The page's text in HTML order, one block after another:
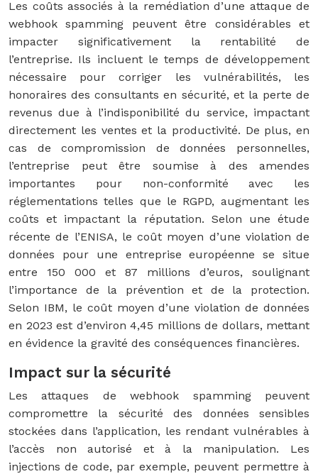
Les coûts associés à la remédiation d’une attaque de
webhook spamming peuvent être considérables et
impacter significativement la rentabilité de
l’entreprise. Ils incluent le temps de développement
nécessaire pour corriger les vulnérabilités, les
honoraires des consultants en sécurité, et la perte de
revenus due à l’indisponibilité du service, impactant
directement les ventes et la productivité. De plus, en
cas de compromission de données personnelles,
l’entreprise peut être soumise à des amendes
importantes pour non-conformité avec les
réglementations telles que le RGPD, augmentant les
coûts et impactant la réputation. Selon une étude
récente de l’ENISA, le coût moyen d’une violation de
données pour une entreprise européenne se situe
entre 150 000 et 87 millions d’euros, soulignant
l’importance de la prévention et de la protection.
Selon IBM, le coût moyen d’une violation de données
en 2023 est d’environ 4,45 millions de dollars, mettant
en évidence la gravité des conséquences financières.
Impact sur la sécurité
Les attaques de webhook spamming peuvent
compromettre la sécurité des données sensibles
stockées dans l’application, les rendant vulnérables à
l’accès non autorisé et à la manipulation. Les
injections de code, par exemple, peuvent permettre à